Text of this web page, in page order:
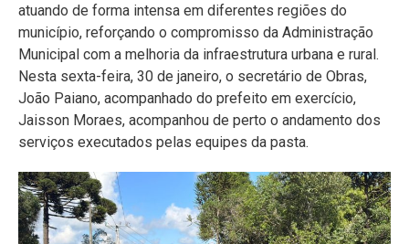
atuando de forma intensa em diferentes regiões do
município, reforçando o compromisso da Administração
Municipal com a melhoria da infraestrutura urbana e rural.
Nesta sexta-feira, 30 de janeiro, o secretário de Obras,
João Paiano, acompanhado do prefeito em exercício,
Jaisson Moraes, acompanhou de perto o andamento dos
serviços executados pelas equipes da pasta.